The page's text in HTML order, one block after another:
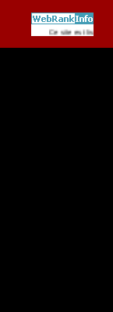
Ce site est list�